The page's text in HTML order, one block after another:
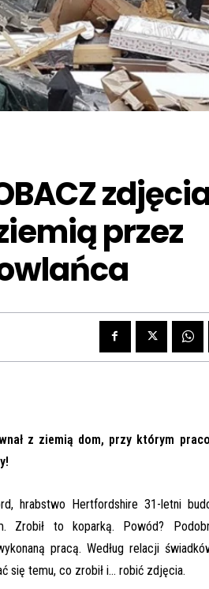
przez
z ziemią dom, przy którym
hrabstwo Hertfordshire 31-letni
Zrobił to koparką. Powód?
pracą. Według relacji
się temu, co zrobił i… robić zdjęcia.